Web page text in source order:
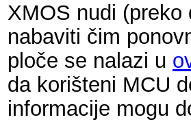
XMOS nudi
nabaviti čim
ploče se nalazi u
da korišteni MCU
informacije mogu